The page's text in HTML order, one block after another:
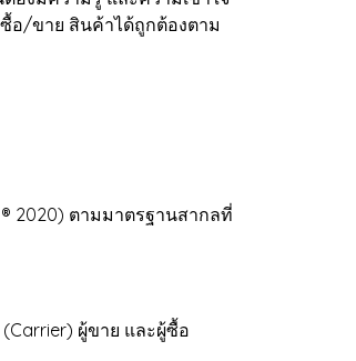
อ/ขาย สินค้าได้ถูกต้องตาม
2020) ตามมาตรฐานสากลที่
ผู้ขาย และผู้ซื้อ